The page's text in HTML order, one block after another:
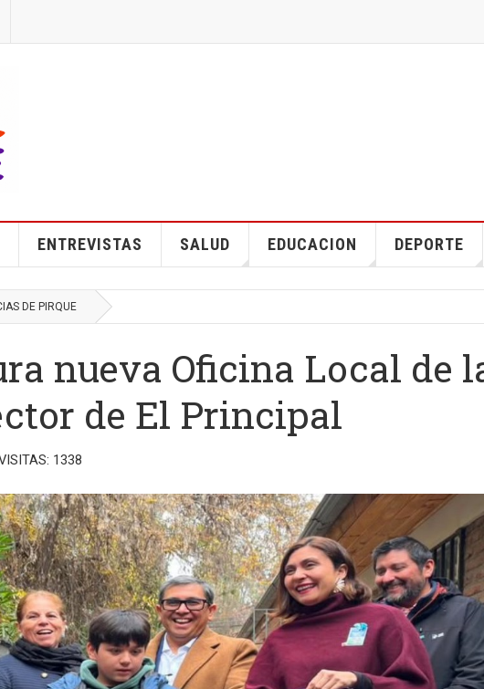
ENTREVISTAS SALUD EDUCACION DEPORTE
DE PIRQUE
nueva Oficina Local de
de El Principal
1338